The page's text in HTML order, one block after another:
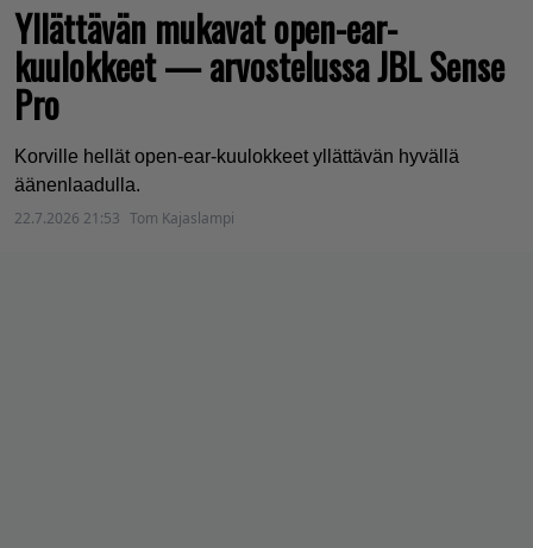
Yllättävän mukavat open-ear-
kuulokkeet — arvostelussa JBL Sense
Pro
Korville hellät open-ear-kuulokkeet yllättävän hyvällä
äänenlaadulla.
22.7.2026 21:53 Tom Kajaslampi